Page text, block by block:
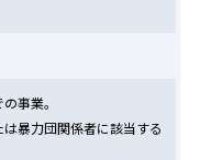
事業。
暴力団関係者に該当する